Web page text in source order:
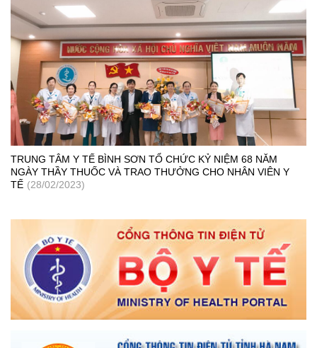
TRUNG TÂM Y TẾ BÌNH SƠN TỔ CHỨC KỶ NIỆM 68 NĂM
NGÀY THẦY THUỐC VÀ TRAO THƯỞNG CHO NHÂN VIÊN Y
TẾ (28/02/2023)